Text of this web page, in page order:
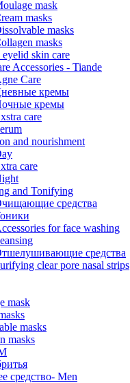
mask
masks
masks
masks
skin care
Accessories - Tiande
Care
кремы
кремы
care
and nourishment
care
and Tonifying
средства
for face washing
средства
clear pore nasal strips
mask
masks
masks
средство- Men